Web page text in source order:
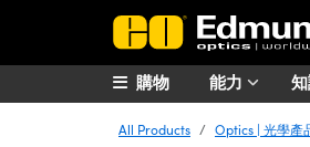
能力
購物
All Products Optics | 光學產